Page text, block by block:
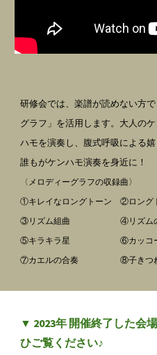
研修会では、楽譜が読めない方
グラフ」を活用します。大人の
ハモを演奏し、腹式呼吸による嬉
誰もがケンハモ演奏を身近に！
〈メロディーグラフの収録曲〉
①キレイなロングトーン ②ロング
③リズム組曲 ④リズムの
⑤キラキラ星 ⑥カッコ
⑦カエルの合奏 ⑧子きつ
▼ 2023年 開催終了した会
ひご覧ください♪